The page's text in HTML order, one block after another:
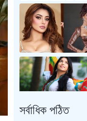
সর্বাধিক পঠিত